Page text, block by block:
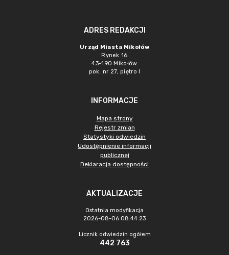
ADRES REDAKCJI
Urząd Miasta Mikołów
Rynek 16
43-190 Mikołów
pok. nr 27, piętro I
INFORMACJE
Mapa strony
Rejestr zmian
Statystyki odwiedzin
Udostępnienie informacji
publicznej
Deklaracja dostępności
AKTUALIZACJE
Ostatnia modyfikacja
2026-08-06 08:44:23
Licznik odwiedzin ogółem
442 763